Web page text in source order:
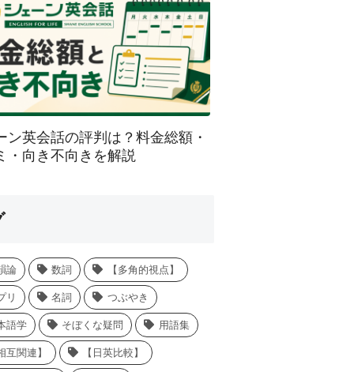
ン英会話の評判は？料金総額・
・向き不向きを解説
論 数詞 【多角的視点】
リ 名詞 つぶやき
語学 そぼくな疑問 用語集
互関連】 【日英比較】